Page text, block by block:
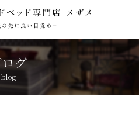
グ
blog
TOP
CONCEPT